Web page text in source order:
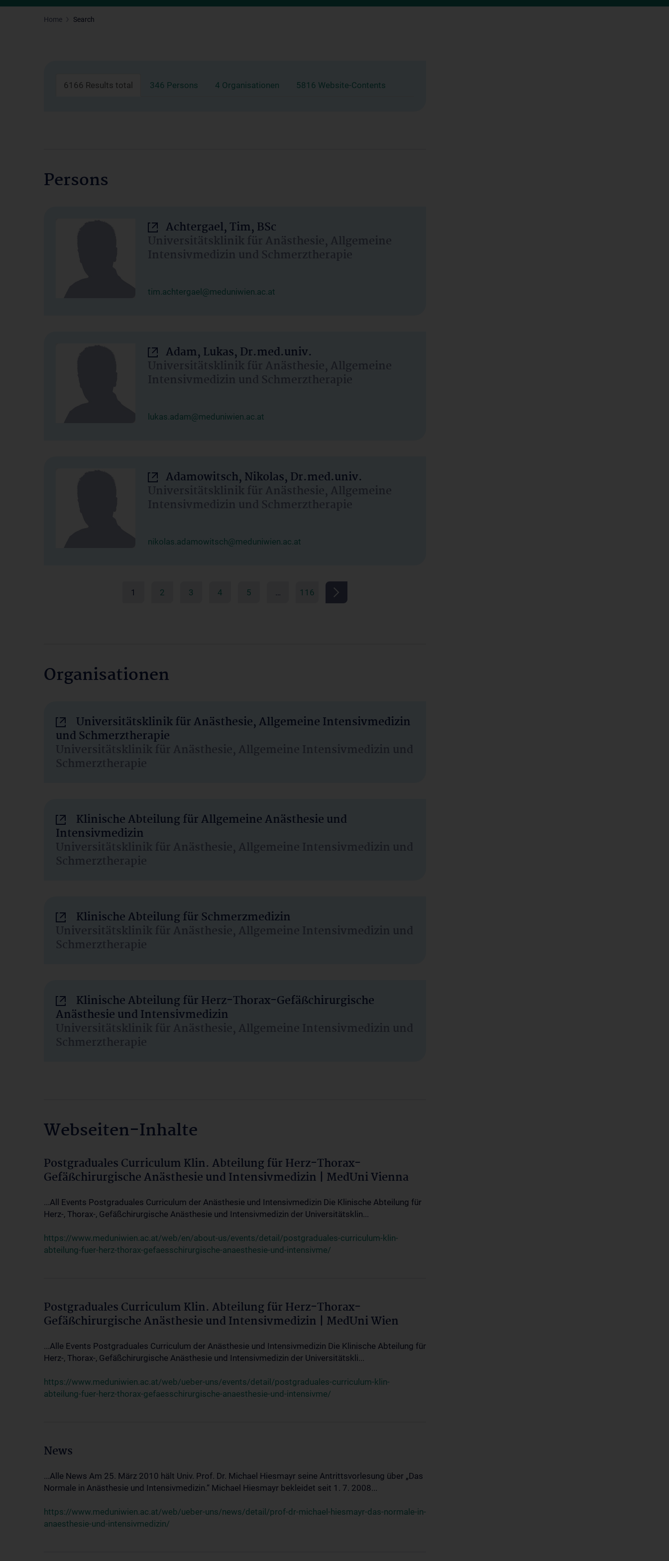
Home Search
6166 Results total 346 Persons 4 Organisationen 5816 Website-Contents
Persons
Achtergael, Tim, BSc
Universitätsklinik für Anästhesie, Allgemeine
Intensivmedizin und Schmerztherapie
tim.achtergael@meduniwien.ac.at
Adam, Lukas, Dr.med.univ.
Universitätsklinik für Anästhesie, Allgemeine
Intensivmedizin und Schmerztherapie
lukas.adam@meduniwien.ac.at
Adamowitsch, Nikolas, Dr.med.univ.
Universitätsklinik für Anästhesie, Allgemeine
Intensivmedizin und Schmerztherapie
nikolas.adamowitsch@meduniwien.ac.at
1 2 3 4 5 … 116
Organisationen
Universitätsklinik für Anästhesie, Allgemeine Intensivmedizin
und Schmerztherapie
Universitätsklinik für Anästhesie, Allgemeine Intensivmedizin und
Schmerztherapie
Klinische Abteilung für Allgemeine Anästhesie und
Intensivmedizin
Universitätsklinik für Anästhesie, Allgemeine Intensivmedizin und
Schmerztherapie
Klinische Abteilung für Schmerzmedizin
Universitätsklinik für Anästhesie, Allgemeine Intensivmedizin und
Schmerztherapie
Klinische Abteilung für Herz-Thorax-Gefäßchirurgische
Anästhesie und Intensivmedizin
Universitätsklinik für Anästhesie, Allgemeine Intensivmedizin und
Schmerztherapie
Webseiten-Inhalte
Postgraduales Curriculum Klin. Abteilung für Herz-Thorax-
Gefäßchirurgische Anästhesie und Intensivmedizin | MedUni Vienna
...All Events Postgraduales Curriculum der Anästhesie und Intensivmedizin Die Klinische Abteilung für
Herz-, Thorax-, Gefäßchirurgische Anästhesie und Intensivmedizin der Universitätsklin...
https://www.meduniwien.ac.at/web/en/about-us/events/detail/postgraduales-curriculum-klin-
abteilung-fuer-herz-thorax-gefaesschirurgische-anaesthesie-und-intensivme/
Postgraduales Curriculum Klin. Abteilung für Herz-Thorax-
Gefäßchirurgische Anästhesie und Intensivmedizin | MedUni Wien
...Alle Events Postgraduales Curriculum der Anästhesie und Intensivmedizin Die Klinische Abteilung für
Herz-, Thorax-, Gefäßchirurgische Anästhesie und Intensivmedizin der Universitätskli...
https://www.meduniwien.ac.at/web/ueber-uns/events/detail/postgraduales-curriculum-klin-
abteilung-fuer-herz-thorax-gefaesschirurgische-anaesthesie-und-intensivme/
News
...Alle News Am 25. März 2010 hält Univ. Prof. Dr. Michael Hiesmayr seine Antrittsvorlesung über „Das
Normale in Anästhesie und Intensivmedizin.“ Michael Hiesmayr bekleidet seit 1. 7. 2008...
https://www.meduniwien.ac.at/web/ueber-uns/news/detail/prof-dr-michael-hiesmayr-das-normale-in-
anaesthesie-und-intensivmedizin/